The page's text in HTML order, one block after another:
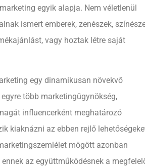
egyik alapja. Nem véletlenül
ismert emberek, zenészek,
vagy hoztak létre saját
egy dinamikusan növekvő
több marketingügynökség,
influencerként meghatározó
kiaknázni az ebben rejlő
mögött azonban
az együttműködésnek a